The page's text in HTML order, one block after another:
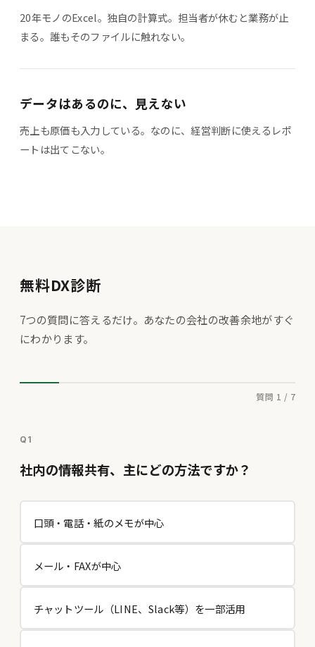
20年モノのExcel。独自の計算式。担当者が休むと業務が止
まる。誰もそのファイルに触れない。
データはあるのに、見えない
売上も原価も入力している。なのに、経営判断に使えるレポ
ートは出てこない。
無料DX診断
7つの質問に答えるだけ。あなたの会社の改善余地がすぐ
にわかります。
質問 1 / 7
Q1
社内の情報共有、主にどの方法ですか？
口頭・電話・紙のメモが中心
メール・FAXが中心
チャットツール（LINE、Slack等）を一部活用